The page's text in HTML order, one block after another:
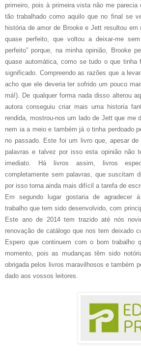
primeiro, pois à primeira vista não me parecia
tão trabalhado como aquilo que no final se
história de amor de Brooke e Jett resultou
quase perfeito, que voltou a deixar-me
perfeito” porque, na minha opinião, Brooke
quase automática, como se tudo o que tinha
significado. Compreendo as razões que a
acho que ele deveria ter sofrido um pouco
má!). De qualquer forma nada disso alterou
autora conseguiu criar mais uma historia
rendida, mostrou-nos um lado de Jett que me
nem ia a meio e também já o tinha perdoado
no passado. Este foi um livro que, apesar de
palavras e talvez por isso esta opinião não
imediato. Há livros assim, livros
completamente sem palavras, que suscitam
por isso torna ainda mais difícil a tarefa de
Em segundo lugar gostaria de agradecer
trabalho que tem sido desenvolvido, com
Este ano de 2014 tem trazido até nós
renovação de catálogo que nos tem deixado
Espero que continuem com o bom trabalho
momento, pois as mudanças têm sido
obrigada pelos livros maravilhosos e também
dado aos vossos leitores.